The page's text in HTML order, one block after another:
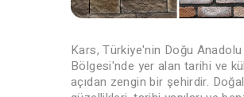
Kars, Türkiye'nin Doğu Anadolu
Bölgesi'nde yer alan tarihi ve
açıdan zengin bir şehirdir. Doğal